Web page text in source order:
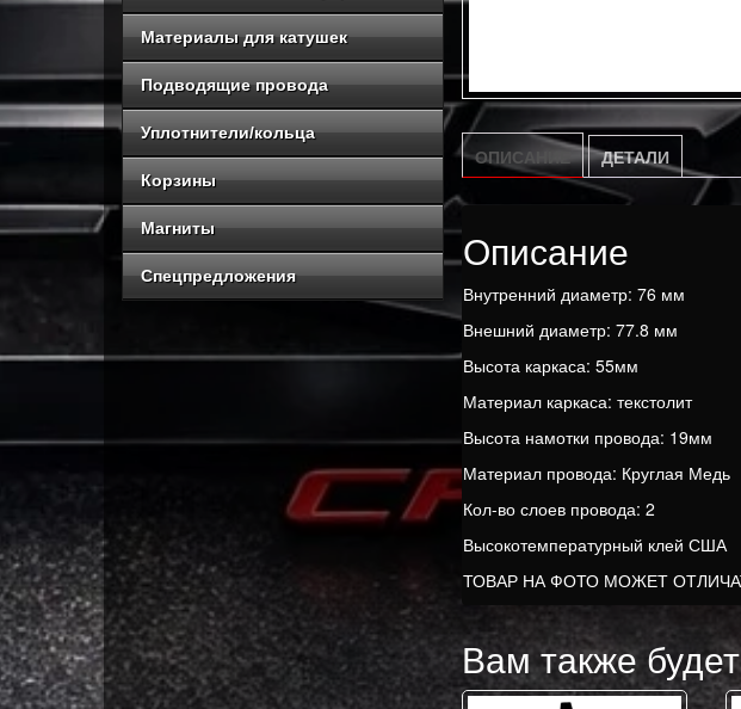
Материалы для катушек
Подводящие провода
Уплотнители/кольца
Корзины
Магниты
Спецпредложения
ОПИСАНИЕ ДЕТАЛИ
Описание
Внутренний диаметр: 76 мм
Внешний диаметр: 77.8 мм
Высота каркаса: 55мм
Материал каркаса: текстолит
Высота намотки провода: 19мм
Материал провода: Круглая Медь
Кол-во слоев провода: 2
Высокотемпературный клей США
ТОВАР НА ФОТО МОЖЕТ
Вам также